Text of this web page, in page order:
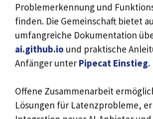
Problemerkennung und
finden. Die Gemeinschaft bietet
umfangreiche Dokumentation
ai.github.io und praktische
Anfänger unter Pipecat Einstieg.
Offene Zusammenarbeit
Lösungen für Latenzprobleme,